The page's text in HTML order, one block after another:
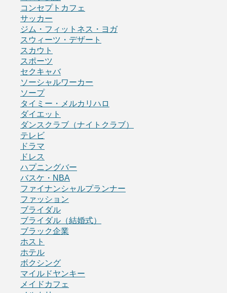
コンセプトカフェ
サッカー
ジム・フィットネス・ヨガ
スウィーツ・デザート
スカウト
スポーツ
セクキャバ
ソーシャルワーカー
ソープ
タイミー・メルカリハロ
ダイエット
ダンスクラブ（ナイトクラブ）
テレビ
ドラマ
ドレス
ハプニングバー
バスケ・NBA
ファイナンシャルプランナー
ファッション
ブライダル
ブライダル（結婚式）
ブラック企業
ホスト
ホテル
ボクシング
マイルドヤンキー
メイドカフェ